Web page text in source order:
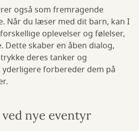
også som fremragende
Når du læser med dit barn, kan I
oplevelser og følelser,
Dette skaber en åben dialog,
deres tanker og
forbereder dem på
nye eventyr